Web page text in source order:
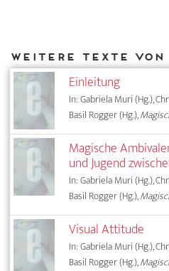
Einleitung
In: Gabriela Muri (Hg.),
Basil Rogger (Hg.),
Magische
und Jugend
In: Gabriela Muri (Hg.),
Basil Rogger (Hg.),
Visual Attitude
In: Gabriela Muri (Hg.),
Basil Rogger (Hg.),